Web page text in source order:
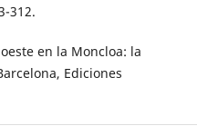
312.
en la Moncloa: la
Ediciones